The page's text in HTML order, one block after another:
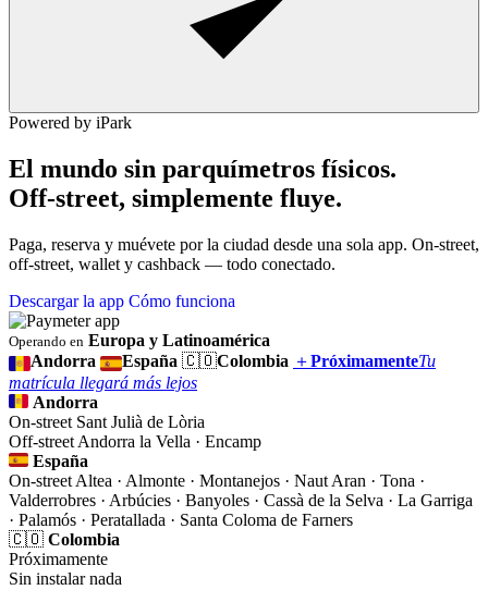
Powered by iPark
El mundo sin parquímetros físicos.
Off-street, simplemente fluye.
Paga, reserva y muévete por la ciudad desde una sola app. On-street,
off-street, wallet y cashback — todo conectado.
Descargar la app Cómo funciona
Operando en Europa y Latinoamérica
Andorra
España 🇨🇴Colombia ＋PróximamenteTu
matrícula llegará más lejos
Andorra
On-street Sant Julià de Lòria
Off-street Andorra la Vella · Encamp
España
On-street Altea · Almonte · Montanejos · Naut Aran · Tona ·
Valderrobres · Arbúcies · Banyoles · Cassà de la Selva · La Garriga
· Palamós · Peratallada · Santa Coloma de Farners
🇨🇴 Colombia
Próximamente
Sin instalar nada